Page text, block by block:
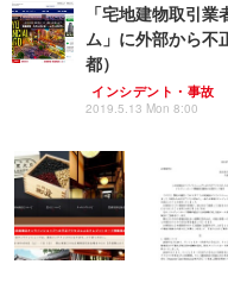
「宅地建物取引
ム」に外部から不
都）
インシデント・事故
2019.5.13 Mon 8:00